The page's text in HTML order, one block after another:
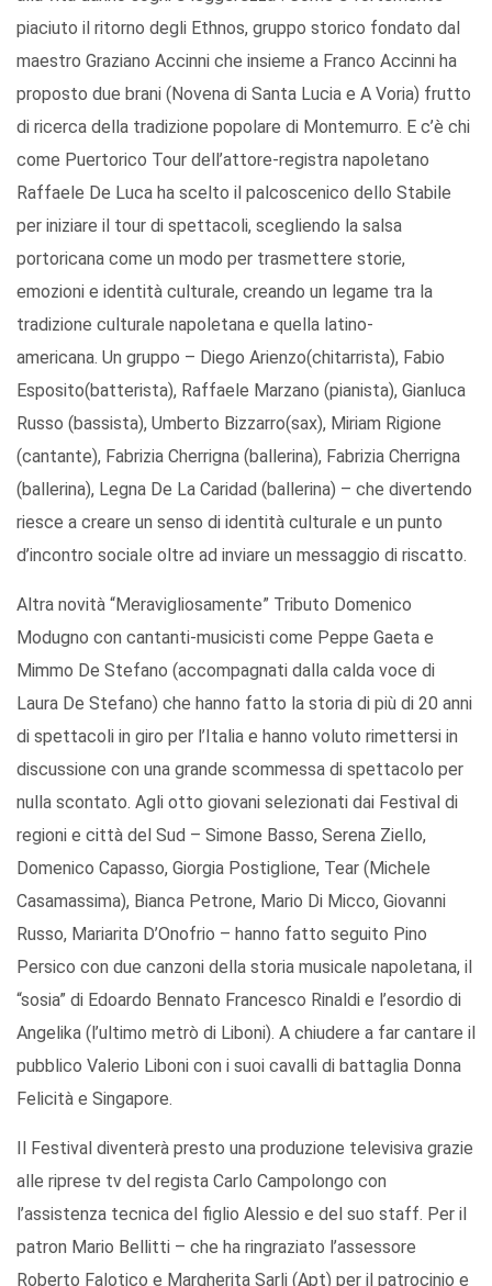
piaciuto il ritorno degli Ethnos, gruppo storico fondato dal
maestro Graziano Accinni che insieme a Franco Accinni ha
proposto due brani (Novena di Santa Lucia e A Voria) frutto
di ricerca della tradizione popolare di Montemurro. E c’è chi
come Puertorico Tour dell’attore-registra napoletano
Raffaele De Luca ha scelto il palcoscenico dello Stabile
per iniziare il tour di spettacoli, scegliendo la salsa
portoricana come un modo per trasmettere storie,
emozioni e identità culturale, creando un legame tra la
tradizione culturale napoletana e quella latino-
americana. Un gruppo – Diego Arienzo(chitarrista), Fabio
Esposito(batterista), Raffaele Marzano (pianista), Gianluca
Russo (bassista), Umberto Bizzarro(sax), Miriam Rigione
(cantante), Fabrizia Cherrigna (ballerina), Fabrizia Cherrigna
(ballerina), Legna De La Caridad (ballerina) – che divertendo
riesce a creare un senso di identità culturale e un punto
d’incontro sociale oltre ad inviare un messaggio di riscatto.
Altra novità “Meravigliosamente” Tributo Domenico
Modugno con cantanti-musicisti come Peppe Gaeta e
Mimmo De Stefano (accompagnati dalla calda voce di
Laura De Stefano) che hanno fatto la storia di più di 20 anni
di spettacoli in giro per l’Italia e hanno voluto rimettersi in
discussione con una grande scommessa di spettacolo per
nulla scontato. Agli otto giovani selezionati dai Festival di
regioni e città del Sud – Simone Basso, Serena Ziello,
Domenico Capasso, Giorgia Postiglione, Tear (Michele
Casamassima), Bianca Petrone, Mario Di Micco, Giovanni
Russo, Mariarita D’Onofrio – hanno fatto seguito Pino
Persico con due canzoni della storia musicale napoletana, il
“sosia” di Edoardo Bennato Francesco Rinaldi e l’esordio di
Angelika (l’ultimo metrò di Liboni). A chiudere a far cantare il
pubblico Valerio Liboni con i suoi cavalli di battaglia Donna
Felicità e Singapore.
Il Festival diventerà presto una produzione televisiva grazie
alle riprese tv del regista Carlo Campolongo con
l’assistenza tecnica del figlio Alessio e del suo staff. Per il
patron Mario Bellitti – che ha ringraziato l’assessore
Roberto Falotico e Margherita Sarli (Apt) per il patrocinio e